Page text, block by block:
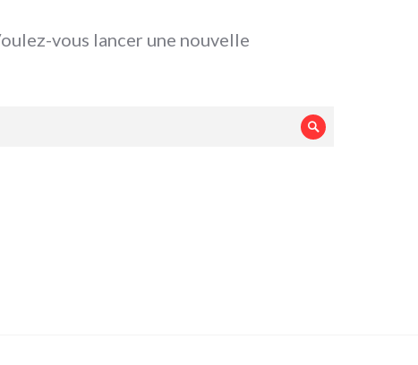
vous lancer une nouvelle
Rechercher